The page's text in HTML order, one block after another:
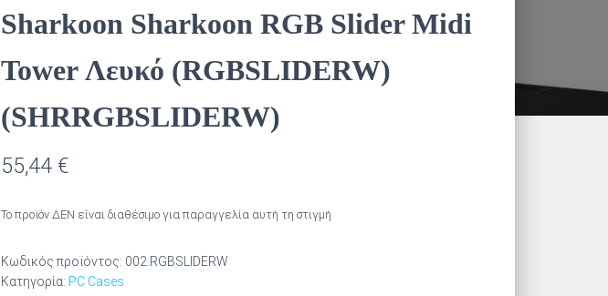
Sharkoon Sharkoon RGB Slider Midi
Tower Λευκό (RGBSLIDERW)
(SHRRGBSLIDERW)
55,44 €
Το προϊόν ΔΕΝ είναι διαθέσιμο για παραγγελία αυτή τη στιγμή
Κωδικός προϊόντος: 002.RGBSLIDERW
Κατηγορία: PC Cases